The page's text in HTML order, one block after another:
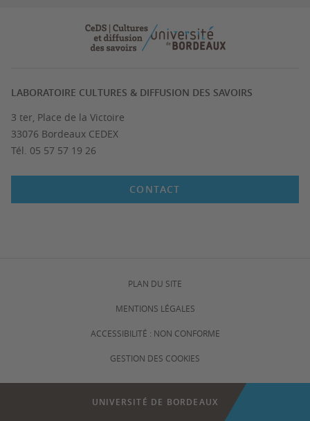
LABORATOIRE CULTURES & DIFFUSION DES SAVOIRS
3 ter, Place de la Victoire
33076 Bordeaux CEDEX
Tél. 05 57 57 19 26
CONTACT
PLAN DU SITE
MENTIONS LÉGALES
ACCESSIBILITÉ : NON CONFORME
GESTION DES COOKIES
UNIVERSITÉ DE BORDEAUX